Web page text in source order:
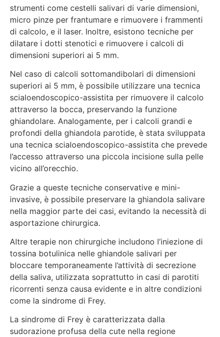
strumenti come cestelli salivari di varie dimensioni,
micro pinze per frantumare e rimuovere i frammenti
di calcolo, e il laser. Inoltre, esistono tecniche per
dilatare i dotti stenotici e rimuovere i calcoli di
dimensioni superiori ai 5 mm.
Nel caso di calcoli sottomandibolari di dimensioni
superiori ai 5 mm, è possibile utilizzare una tecnica
scialoendoscopico-assistita per rimuovere il calcolo
attraverso la bocca, preservando la funzione
ghiandolare. Analogamente, per i calcoli grandi e
profondi della ghiandola parotide, è stata sviluppata
una tecnica scialoendoscopico-assistita che prevede
l’accesso attraverso una piccola incisione sulla pelle
vicino all’orecchio.
Grazie a queste tecniche conservative e mini-
invasive, è possibile preservare la ghiandola salivare
nella maggior parte dei casi, evitando la necessità di
asportazione chirurgica.
Altre terapie non chirurgiche includono l’iniezione di
tossina botulinica nelle ghiandole salivari per
bloccare temporaneamente l’attività di secrezione
della saliva, utilizzata soprattutto in casi di parotiti
ricorrenti senza causa evidente e in altre condizioni
come la sindrome di Frey.
La sindrome di Frey è caratterizzata dalla
sudorazione profusa della cute nella regione